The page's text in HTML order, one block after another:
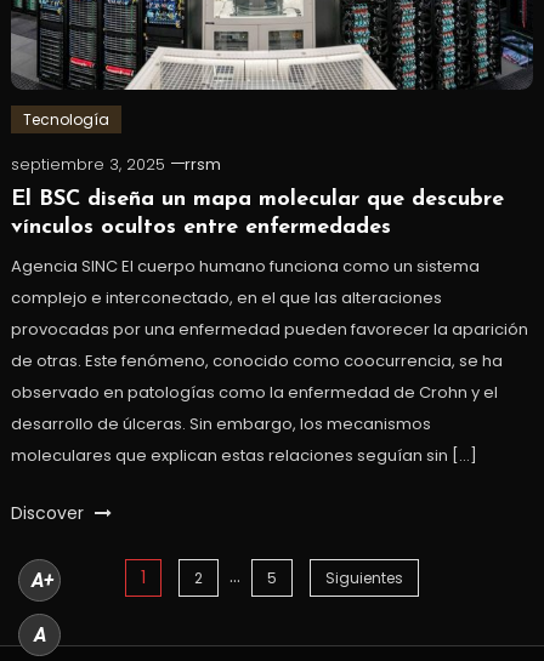
Tecnología
septiembre 3, 2025
rrsm
El BSC diseña un mapa molecular que descubre
vínculos ocultos entre enfermedades
Agencia SINC El cuerpo humano funciona como un sistema
complejo e interconectado, en el que las alteraciones
provocadas por una enfermedad pueden favorecer la aparición
de otras. Este fenómeno, conocido como coocurrencia, se ha
observado en patologías como la enfermedad de Crohn y el
desarrollo de úlceras. Sin embargo, los mecanismos
moleculares que explican estas relaciones seguían sin […]
Discover
Paginación
de
1 2 … 5 Siguientes
A+
A